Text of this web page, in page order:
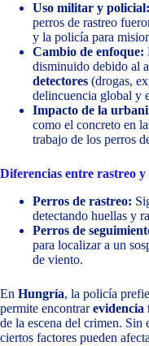
Uso militar y policial:
perros de rastreo
y la policía para
Cambio de enfoque:
disminuido debido al
detectores (drogas,
delincuencia global y
Impacto de la
como el concreto en
trabajo de los perros
Diferencias entre rastreo y
Perros de rastreo:
detectando huellas y
Perros de
para localizar a un
de viento.
En Hungría, la policía
permite encontrarevidencia
de la escena del crimen. Sin
ciertos factores pueden